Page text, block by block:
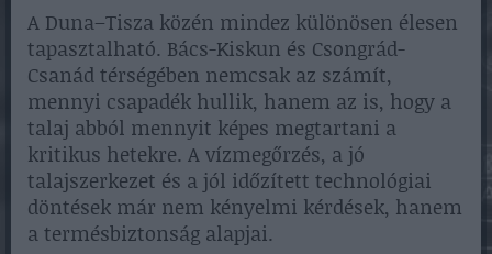
A Duna–Tisza közén mindez különösen élesen
tapasztalható. Bács-Kiskun és Csongrád-
Csanád térségében nemcsak az számít,
mennyi csapadék hullik, hanem az is, hogy a
talaj abból mennyit képes megtartani a
kritikus hetekre. A vízmegőrzés, a jó
talajszerkezet és a jól időzített technológiai
döntések már nem kényelmi kérdések, hanem
a termésbiztonság alapjai.